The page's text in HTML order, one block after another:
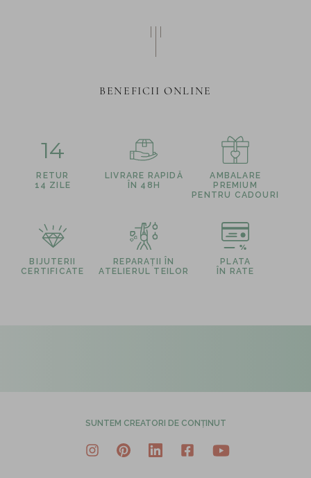
BENEFICII ONLINE
14
RETUR
14 ZILE
LIVRARE RAPIDĂ
ÎN 48H
AMBALARE
PREMIUM
PENTRU CADOURI
BIJUTERII
CERTIFICATE
REPARAȚII ÎN
ATELIERUL TEILOR
PLATA
ÎN RATE
SUNTEM CREATORI DE CONȚINUT